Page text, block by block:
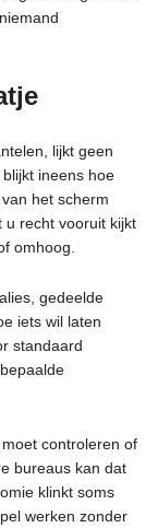
lijkt geen
ineens hoe
het scherm
u recht vooruit kijkt
omhoog.
gedeelde
iets wil laten
standaard
controleren of
bureaus kan dat
klinkt soms
werken zonder